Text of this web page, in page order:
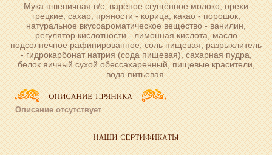
Мука пшеничная в/с, варёное сгущённое молоко, орехи
грецкие, сахар, пряности - корица, какао - порошок,
натуральное вкусоароматическое вещество - ванилин,
регулятор кислотности - лимонная кислота, масло
подсолнечное рафинированное, соль пищевая, разрыхлитель
- гидрокарбонат натрия (сода пищевая), сахарная пудра,
белок яичный сухой обессахаренный, пищевые красители,
вода питьевая.
Описание отсутствует